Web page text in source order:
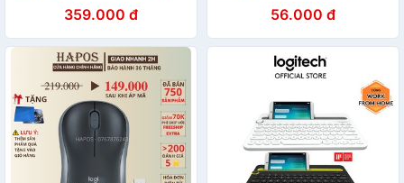
359.000 đ
Gây Tiếng Ồn56.000 đ